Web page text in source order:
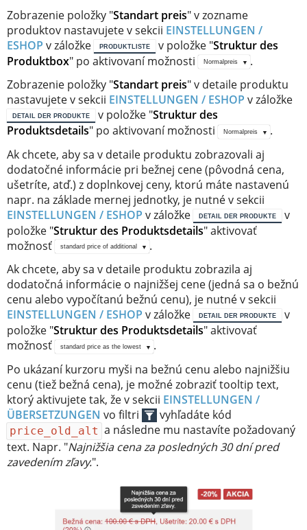
Zobrazenie položky "Standart preis" v zozname
produktov nastavujete v sekcii EINSTELLUNGEN /
ESHOP v záložke PRODUKTLISTE v položke "Struktur des
Produktbox" po aktivovaní možnosti Normalpreis
.
Zobrazenie položky "Standart preis" v detaile produktu
nastavujete v sekcii EINSTELLUNGEN / ESHOP v záložke
DETAIL DER PRODUKTE v položke "Struktur des
Produktsdetails" po aktivovaní možnosti Normalpreis
.
Ak chcete, aby sa v detaile produktu zobrazovali aj
dodatočné informácie pri bežnej cene (pôvodná cena,
ušetríte, atď.) z doplnkovej ceny, ktorú máte nastavenú
napr. na základe mernej jednotky, je nutné v sekcii
EINSTELLUNGEN / ESHOP v záložke DETAIL DER PRODUKTE
v
položke "Struktur des Produktsdetails" aktivovať
možnosť
standard price of additional
.
Ak chcete, aby sa v detaile produktu zobrazila aj
dodatočná informácie o najnižšej cene (jedná sa o bežnú
cenu alebo vypočítanú bežnú cenu), je nutné v sekcii
EINSTELLUNGEN / ESHOP v záložke DETAIL DER PRODUKTE
v
položke "Struktur des Produktsdetails" aktivovať
možnosť
standard price as the lowest
.
Po ukázaní kurzoru myši na bežnú cenu alebo najnižšiu
cenu (tiež bežná cena), je možné zobraziť tooltip text,
ktorý aktivujete tak, že v sekcii EINSTELLUNGEN /
ÜBERSETZUNGEN vo filtri vyhľadáte kód
price_old_alt a následne mu nastavíte požadovaný
text. Napr. "Najnižšia cena za posledných 30 dní pred
zavedením zľavy.".